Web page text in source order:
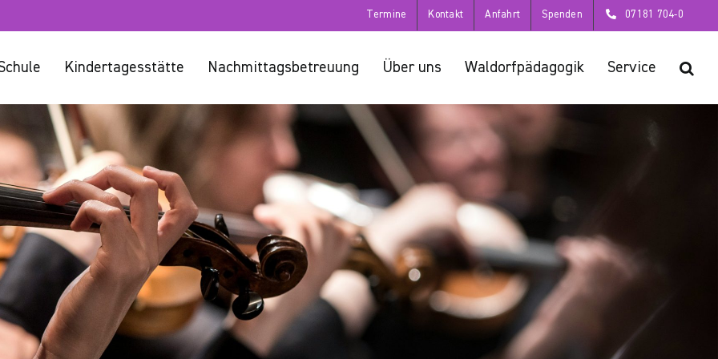
Termine Kontakt Anfahrt Spenden 07181 704-0
Kindertagesstätte Nachmittagsbetreuung Über uns Waldorfpädagogik Service